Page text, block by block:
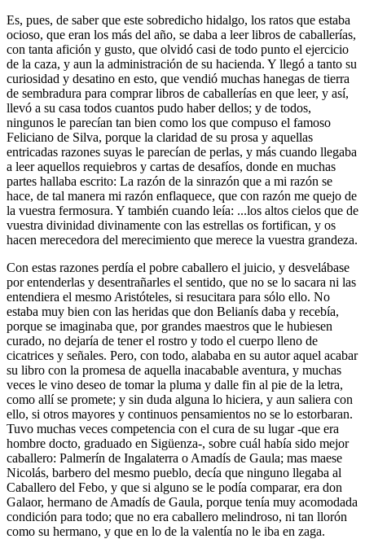
Es, pues, de saber que este sobredicho hidalgo, los ratos que estaba
ocioso, que eran los más del año, se daba a leer libros de caballerías,
con tanta afición y gusto, que olvidó casi de todo punto el ejercicio
de la caza, y aun la administración de su hacienda. Y llegó a tanto su
curiosidad y desatino en esto, que vendió muchas hanegas de tierra
de sembradura para comprar libros de caballerías en que leer, y así,
llevó a su casa todos cuantos pudo haber dellos; y de todos,
ningunos le parecían tan bien como los que compuso el famoso
Feliciano de Silva, porque la claridad de su prosa y aquellas
entricadas razones suyas le parecían de perlas, y más cuando llegaba
a leer aquellos requiebros y cartas de desafíos, donde en muchas
partes hallaba escrito: La razón de la sinrazón que a mi razón se
hace, de tal manera mi razón enflaquece, que con razón me quejo de
la vuestra fermosura. Y también cuando leía: ...los altos cielos que de
vuestra divinidad divinamente con las estrellas os fortifican, y os
hacen merecedora del merecimiento que merece la vuestra grandeza.
Con estas razones perdía el pobre caballero el juicio, y desvelábase
por entenderlas y desentrañarles el sentido, que no se lo sacara ni las
entendiera el mesmo Aristóteles, si resucitara para sólo ello. No
estaba muy bien con las heridas que don Belianís daba y recebía,
porque se imaginaba que, por grandes maestros que le hubiesen
curado, no dejaría de tener el rostro y todo el cuerpo lleno de
cicatrices y señales. Pero, con todo, alababa en su autor aquel acabar
su libro con la promesa de aquella inacabable aventura, y muchas
veces le vino deseo de tomar la pluma y dalle fin al pie de la letra,
como allí se promete; y sin duda alguna lo hiciera, y aun saliera con
ello, si otros mayores y continuos pensamientos no se lo estorbaran.
Tuvo muchas veces competencia con el cura de su lugar -que era
hombre docto, graduado en Sigüenza-, sobre cuál había sido mejor
caballero: Palmerín de Ingalaterra o Amadís de Gaula; mas maese
Nicolás, barbero del mesmo pueblo, decía que ninguno llegaba al
Caballero del Febo, y que si alguno se le podía comparar, era don
Galaor, hermano de Amadís de Gaula, porque tenía muy acomodada
condición para todo; que no era caballero melindroso, ni tan llorón
como su hermano, y que en lo de la valentía no le iba en zaga.